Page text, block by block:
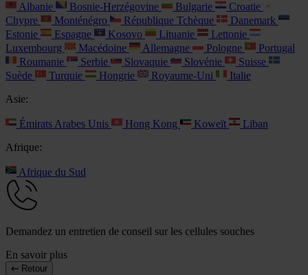
Albanie Bosnie-Herzégovine Bulgarie
Croatie
Chypre
Monténégro République Tchèque
Danemark
Estonie
Espagne Kosovo Lituanie
Lettonie
Luxembourg
Macédoine Allemagne Pologne
Portugal
Roumanie
Serbie Slovaquie Slovénie
Suisse
Suède
Turquie Hongrie Royaume-Uni
Italie
Asie:
Émirats Arabes Unis Hong Kong Koweït
Liban
Afrique:
Afrique du Sud
Demandez un entretien de conseil sur les cellules souches
En savoir plus
Retour